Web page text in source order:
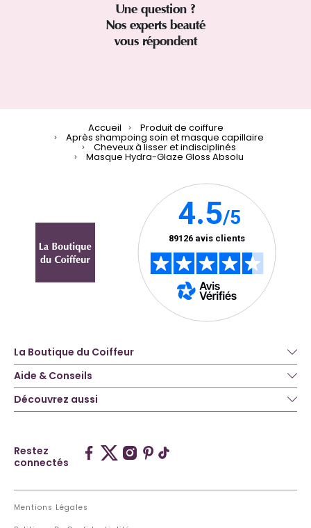
Une question ?
Nos experts beauté
vous répondent
Accueil Produit de coiffure
Après shampoing soin et masque capillaire
Cheveux à lisser et indisciplinés
Masque Hydra-Glaze Gloss Absolu
La Boutique du Coiffeur
Aide & Conseils
Découvrez aussi
Restez
connectés
Mentions Légales